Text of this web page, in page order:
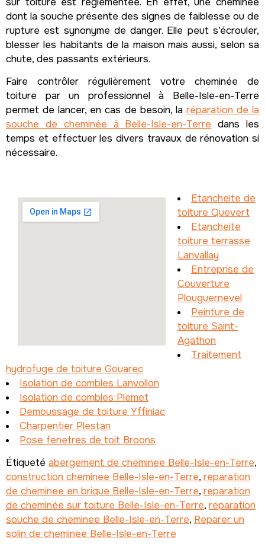
dont la souche présente des signes de faiblesse ou de
rupture est synonyme de danger. Elle peut s’écrouler,
blesser les habitants de la maison mais aussi, selon sa
chute, des passants extérieurs.
Faire contrôler régulièrement votre cheminée de
toiture par un professionnel à Belle-Isle-en-Terre
permet de lancer, en cas de besoin, la réparation de la
souche de cheminée à Belle-Isle-en-Terre dans les
temps et effectuer les divers travaux de rénovation si
nécessaire.
Etancheite de
toiture Quevert
Etancheite
toiture terrasse
Lanvallay
Entreprise de
Couverture
Plouguernevel
Peinture de
toiture Saint-
Agathon
Traitement
hydrofuge de toiture Gouarec
Isolation de combles Lanvollon
Isolation de combles Plemet
Demoussage de toiture Yffiniac
Charpentier Plestan
Pose fenetres de toit Broons
Étiqueté abergement de cheminee Belle-Isle-en-Terre,
construction cheminee Belle-Isle-en-Terre, reparation
de cheminee en brique Belle-Isle-en-Terre, reparation
de cheminée sur toiture Belle-Isle-en-Terre, reparation
souche de cheminee Belle-Isle-en-Terre, Reparer un
solin de cheminee Belle-Isle-en-Terre